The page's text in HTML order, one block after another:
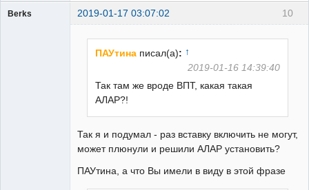
10
Berks 2019-01-17 03:07:02
ПАУтина писал(а): ↑
2019-01-16 14:39:40
Так там же вроде ВПТ, какая такая
АЛАР?!
Так я и подумал - раз вставку включить не могут,
может плюнули и решили АЛАР установить?
ПАУтина, а что Вы имели в виду в этой фразе